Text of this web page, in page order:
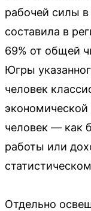
рабочей силы в
составила в
69% от общей
Югры
человек
экономической
человек — как
работы или
Отдельно